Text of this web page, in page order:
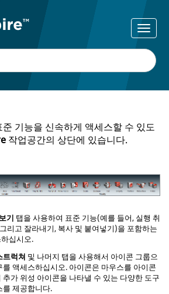
기능을 신속하게 액세스할 수 있도
작업공간의 상단에 있습니다.
보기 탭을 사용하여 표준 기능(예를 들어, 실행 취
리고 잘라내기, 복사 및 붙여넣기)을 포함하는
십시오.
트럭쳐 및 나머지 탭을 사용해서 아이콘 그룹으
를 액세스하십시오. 아이콘은 마우스를 아이콘
추가 위성 아이콘을 나타낼 수 있는 다양한 도구
를 제공합니다.